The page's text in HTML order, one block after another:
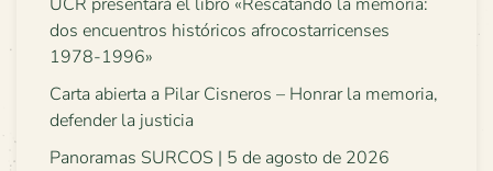
dos encuentros históricos afrocostarricenses
1978-1996»
Carta abierta a Pilar Cisneros – Honrar la memoria,
defender la justicia
Panoramas SURCOS | 5 de agosto de 2026